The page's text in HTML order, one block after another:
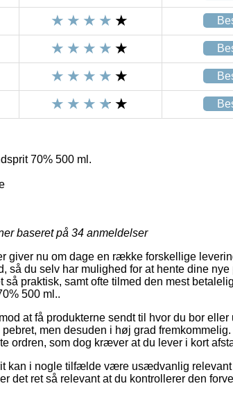
70% 500 ml.
baseret på 34 anmeldelser
giver nu om dage en række forskellige
så du selv har mulighed for at hente dine
så praktisk, samt ofte tilmed den mest
500 ml..
at få produkterne sendt til hvor du bor
men desuden i høj grad
ordren, som dog kræver at du lever i kort
kan i nogle tilfælde være usædvanlig
det ret så relevant at du kontrollerer den